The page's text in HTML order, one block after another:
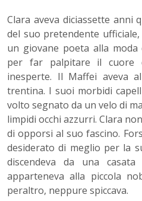
Clara aveva diciassette anni
del suo pretendente
un giovane poeta alla
per far palpitare il cuore
inesperte. Il Maffei aveva
trentina. I suoi morbidi
volto segnato da un velo di
limpidi occhi azzurri. Clara
di opporsi al suo fascino.
desiderato di meglio per la
discendeva da una
apparteneva alla piccola
peraltro, neppure spiccava.